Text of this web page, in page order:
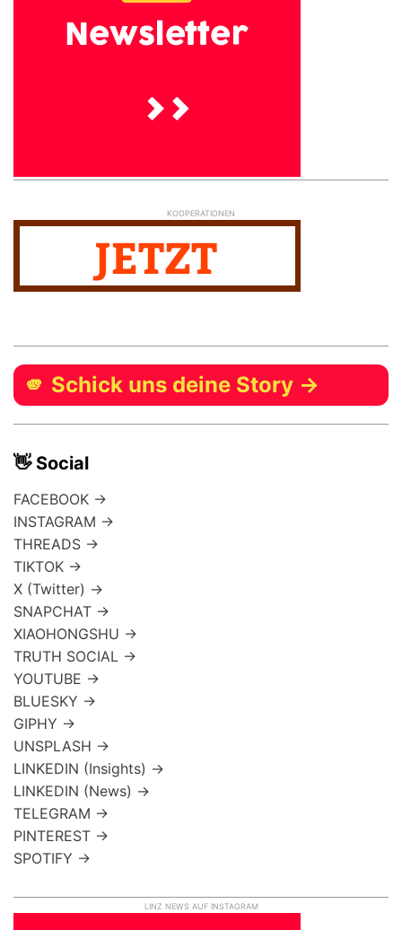
KOOPERATIONEN
🫵 Schick uns deine Story →
👋 Social
FACEBOOK →
INSTAGRAM →
THREADS →
TIKTOK →
X (Twitter) →
SNAPCHAT →
XIAOHONGSHU →
TRUTH SOCIAL →
YOUTUBE →
BLUESKY →
GIPHY →
UNSPLASH →
LINKEDIN (Insights) →
LINKEDIN (News) →
TELEGRAM →
PINTEREST →
SPOTIFY →
LINZ NEWS AUF INSTAGRAM